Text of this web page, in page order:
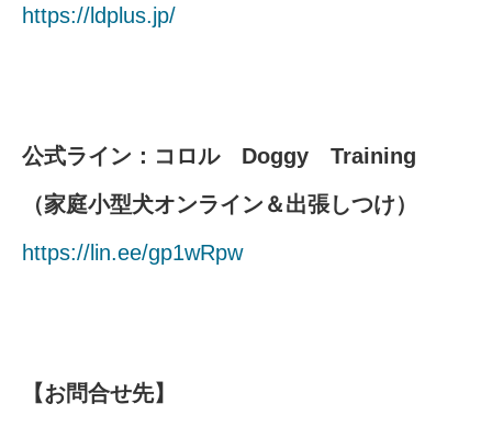
https://ldplus.jp/
公式ライン：コロル Doggy Training
（家庭小型犬オンライン＆出張しつけ）
https://lin.ee/gp1wRpw
【お問合せ先】